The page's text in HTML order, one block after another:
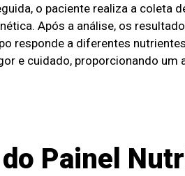
o paciente realiza a coleta
Após a análise, os
responde a diferentes
e cuidado, proporcionando um
Painel